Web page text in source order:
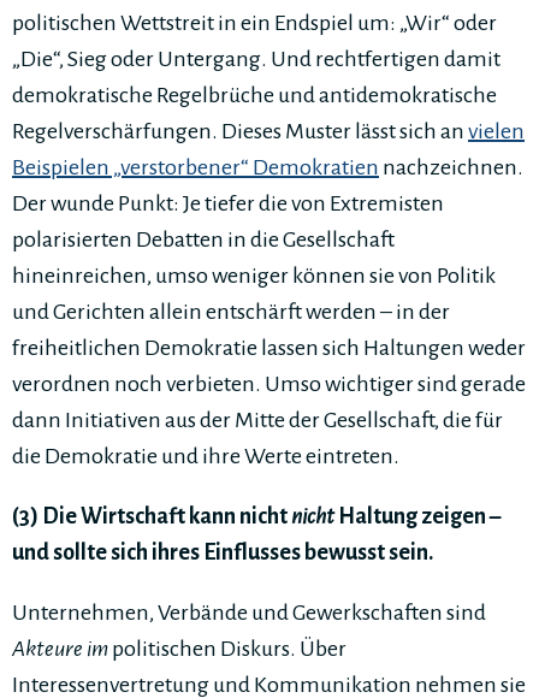
politischen Wettstreit in ein Endspiel um: „Wir“ oder
„Die“, Sieg oder Untergang. Und rechtfertigen damit
demokratische Regelbrüche und antidemokratische
Regelverschärfungen. Dieses Muster lässt sich an vielen
Beispielen „verstorbener“ Demokratien nachzeichnen.
Der wunde Punkt: Je tiefer die von Extremisten
polarisierten Debatten in die Gesellschaft
hineinreichen, umso weniger können sie von Politik
und Gerichten allein entschärft werden – in der
freiheitlichen Demokratie lassen sich Haltungen weder
verordnen noch verbieten. Umso wichtiger sind gerade
dann Initiativen aus der Mitte der Gesellschaft, die für
die Demokratie und ihre Werte eintreten.
(3) Die Wirtschaft kann nichtnichtHaltung zeigen –
und sollte sich ihres Einflusses bewusst sein.
Unternehmen, Verbände und Gewerkschaften sind
Akteure im politischen Diskurs. Über
Interessenvertretung und Kommunikation nehmen sie